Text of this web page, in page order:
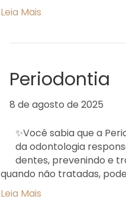
Leia Mais
Periodontia
8 de agosto de 2025
✨Você sabia que a
da odontologia
dentes, prevenindo e
quando não tratadas,
Leia Mais